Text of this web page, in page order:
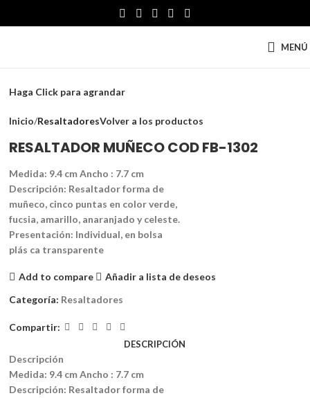
MENÚ
Haga Click para agrandar
Inicio ResaltadoresVolver a los productos
RESALTADOR MUÑECO COD FB-1302
Medida: 9.4 cm Ancho : 7.7 cm
Descripción: Resaltador forma de
muñeco, cinco puntas en color verde,
fucsia, amarillo, anaranjado y celeste.
Presentación: Individual, en bolsa
plás ca transparente
Add to compare
Añadir a lista de deseos
Categoría: Resaltadores
Compartir:
DESCRIPCIÓN
Descripción
Medida: 9.4 cm Ancho : 7.7 cm
Descripción: Resaltador forma de